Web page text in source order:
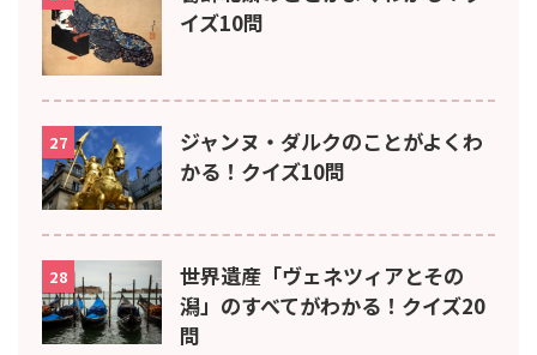
イズ10問
27
ジャンヌ・ダルクのことがよくわ
かる！クイズ10問
28
世界遺産「ヴェネツィアとその
潟」のすべてがわかる！クイズ20
問